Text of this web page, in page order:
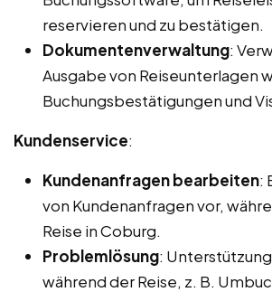
reservieren und zu bestätigen.
Dokumentenverwaltung:
Ausgabe von Reiseunterlagen
Buchungsbestätigungen und
Kundenservice:
Kundenanfragen bearbeiten:
von Kundenanfragen vor,
Reise in Coburg.
Problemlösung:
während der Reise, z. B.